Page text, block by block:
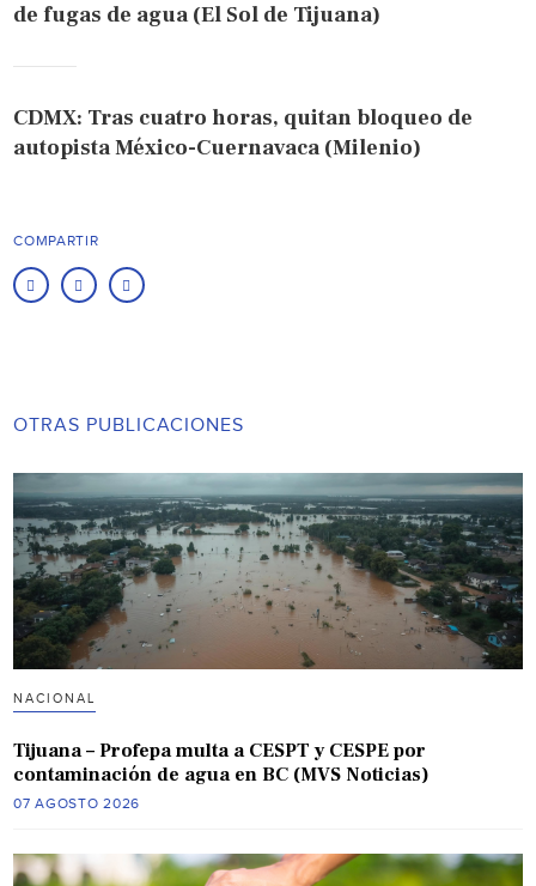
de fugas de agua (El Sol de Tijuana)
CDMX: Tras cuatro horas, quitan bloqueo de
autopista México-Cuernavaca (Milenio)
COMPARTIR
OTRAS PUBLICACIONES
NACIONAL
Tijuana – Profepa multa a CESPT y CESPE por
contaminación de agua en BC (MVS Noticias)
07 AGOSTO 2026